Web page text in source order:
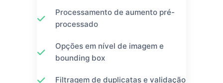
Processamento de aumento pré-
processado
Opções em nível de imagem e
bounding box
Filtragem de duplicatas e validação